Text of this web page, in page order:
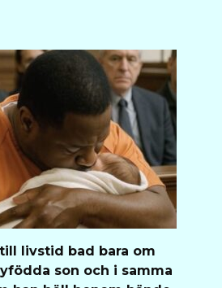
livstid bad bara om
son och i samma